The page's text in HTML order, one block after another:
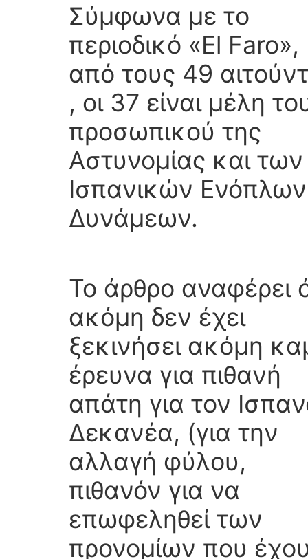
Σύμφωνα με το
περιοδικό «El Faro»,
από τους 49
, οι 37 είναι μέλη
προσωπικού της
Αστυνομίας και των
Ισπανικών Ενόπλων
Δυνάμεων.
Το άρθρο αναφέρει
ακόμη δεν έχει
ξεκινήσει ακόμη
έρευνα για πιθανή
απάτη για τον
Δεκανέα, (για την
αλλαγή φύλου,
πιθανόν για να
επωφεληθεί των
προνομίων που